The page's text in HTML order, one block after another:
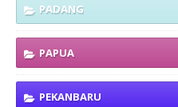
PADANG
PAPUA
PEKANBARU